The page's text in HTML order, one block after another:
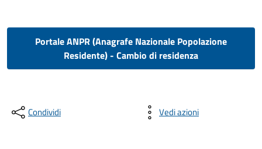
Portale ANPR (Anagrafe Nazionale Popolazione
Residente) - Cambio di residenza
Condividi Vedi azioni